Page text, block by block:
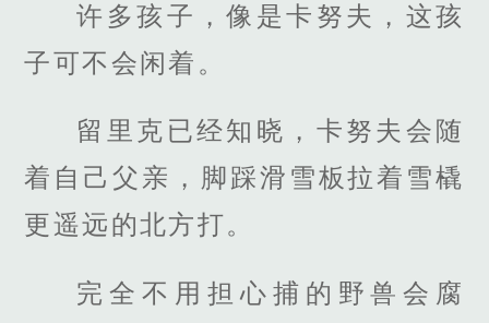
许多孩子，像是卡努夫，这孩
子可不会闲着。
留里克已经知晓，卡努夫会随
着自己父亲，脚踩滑雪板拉着雪橇
更遥远的北方打。
完全不用担心捕的野兽会腐